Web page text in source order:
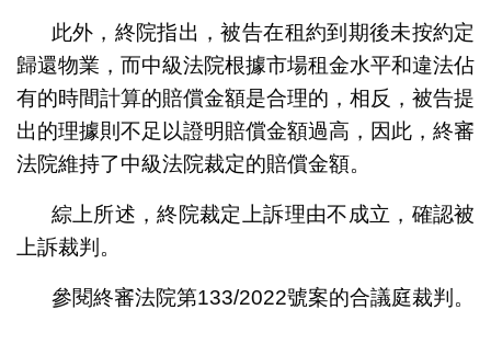
此外，終院指出，被告在租約到期後未按約定
歸還物業，而中級法院根據市場租金水平和違法佔
有的時間計算的賠償金額是合理的，相反，被告提
出的理據則不足以證明賠償金額過高，因此，終審
法院維持了中級法院裁定的賠償金額。
綜上所述，終院裁定上訴理由不成立，確認被
上訴裁判。
參閱終審法院第133/2022號案的合議庭裁判。